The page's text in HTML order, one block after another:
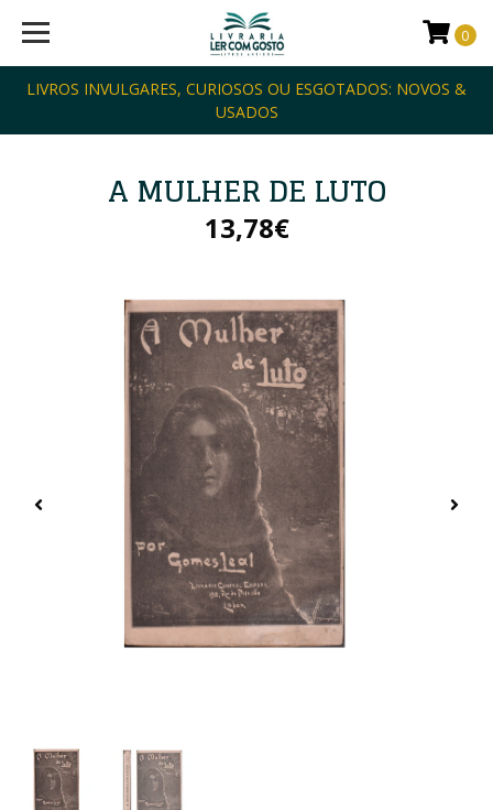
LIVROS INVULGARES, CURIOSOS OU ESGOTADOS: NOVOS &
USADOS
0
A MULHER DE LUTO
13,78€